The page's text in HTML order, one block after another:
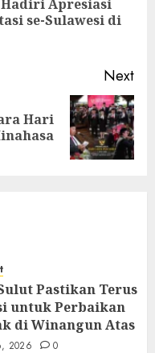
Hadiri Apresiasi
se-Sulawesi di
Next
Hari
Pastikan Terus
untuk Perbaikan
di Winangun Atas
2026 0